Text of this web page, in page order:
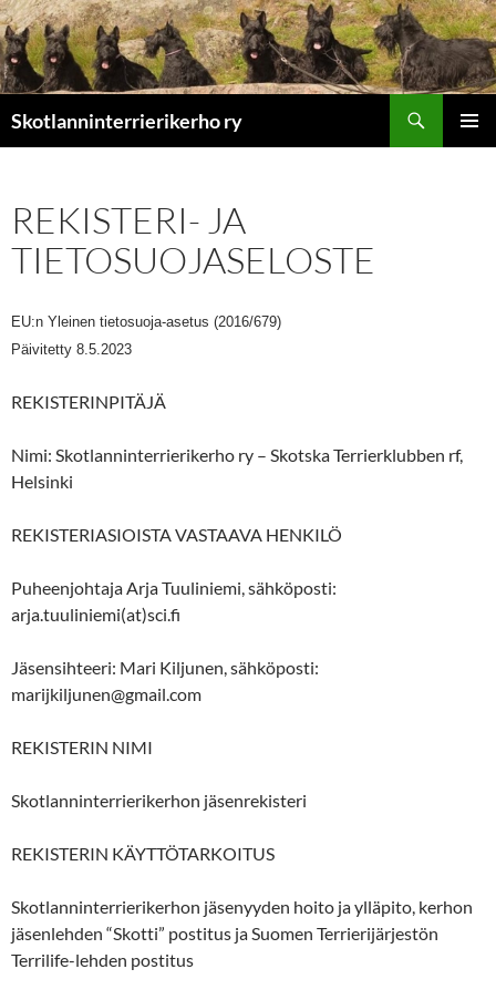
Skotlanninterrierikerho ry
REKISTERI- JA
TIETOSUOJASELOSTE
EU:n Yleinen tietosuoja-asetus (2016/679)
Päivitetty 8.5.2023
REKISTERINPITÄJÄ
Nimi: Skotlanninterrierikerho ry – Skotska Terrierklubben rf,
Helsinki
REKISTERIASIOISTA VASTAAVA HENKILÖ
Puheenjohtaja Arja Tuuliniemi, sähköposti:
arja.tuuliniemi(at)sci.fi
Jäsensihteeri: Mari Kiljunen, sähköposti:
marijkiljunen@gmail.com
REKISTERIN NIMI
Skotlanninterrierikerhon jäsenrekisteri
REKISTERIN KÄYTTÖTARKOITUS
Skotlanninterrierikerhon jäsenyyden hoito ja ylläpito, kerhon
jäsenlehden “Skotti” postitus ja Suomen Terrierijärjestön
Terrilife-lehden postitus